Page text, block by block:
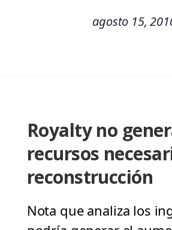
agosto 15,
Royalty no
recursos
reconstrucción
Nota que analiza los